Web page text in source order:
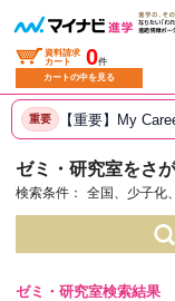
資料請求
カート
0件
カートの中を見る
重要 【重要】My
ゼミ・研究室をさ
検索条件： 全国、少子化
ゼミ・研究室検索結果